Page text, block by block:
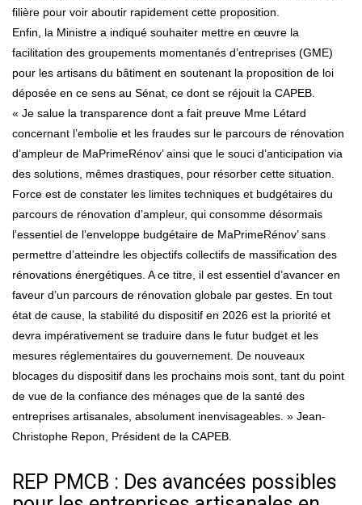
filière pour voir aboutir rapidement cette proposition.
Enfin, la Ministre a indiqué souhaiter mettre en œuvre la
facilitation des groupements momentanés d’entreprises (GME)
pour les artisans du bâtiment en soutenant la proposition de loi
déposée en ce sens au Sénat, ce dont se réjouit la CAPEB.
« Je salue la transparence dont a fait preuve Mme Létard
concernant l’embolie et les fraudes sur le parcours de rénovation
d’ampleur de MaPrimeRénov’ ainsi que le souci d’anticipation via
des solutions, mêmes drastiques, pour résorber cette situation.
Force est de constater les limites techniques et budgétaires du
parcours de rénovation d’ampleur, qui consomme désormais
l’essentiel de l’enveloppe budgétaire de MaPrimeRénov’ sans
permettre d’atteindre les objectifs collectifs de massification des
rénovations énergétiques. A ce titre, il est essentiel d’avancer en
faveur d’un parcours de rénovation globale par gestes. En tout
état de cause, la stabilité du dispositif en 2026 est la priorité et
devra impérativement se traduire dans le futur budget et les
mesures réglementaires du gouvernement. De nouveaux
blocages du dispositif dans les prochains mois sont, tant du point
de vue de la confiance des ménages que de la santé des
entreprises artisanales, absolument inenvisageables. » Jean-
Christophe Repon, Président de la CAPEB.
REP PMCB : Des avancées possibles